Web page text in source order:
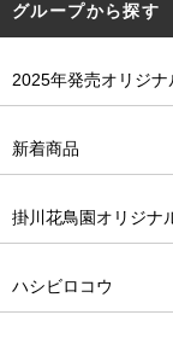
グループから探す
2025年発売オリジナ
新着商品
掛川花鳥園オリジナ
ハシビロコウ